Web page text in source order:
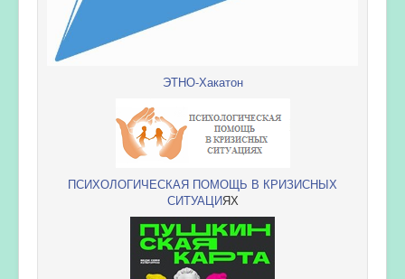
ЭТНО-Хакатон
ПСИХОЛОГИЧЕСКАЯ ПОМОЩЬ В КРИЗИСНЫХ
СИТУАЦИЯХ